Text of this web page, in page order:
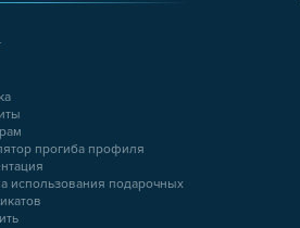
прогиба профиля
использования подарочных